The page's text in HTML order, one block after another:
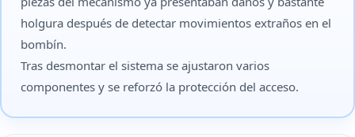
holgura después de detectar movimientos extraños en el
bombín.
Tras desmontar el sistema se ajustaron varios
componentes y se reforzó la protección del acceso.